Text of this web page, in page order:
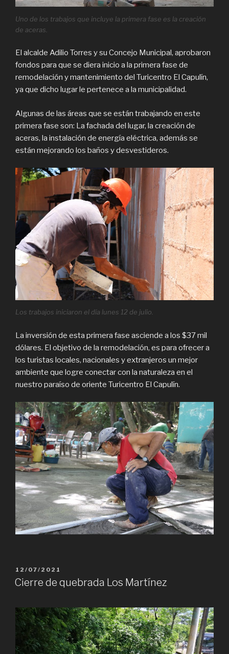
Uno de los trabajos que incluye la primera fase es la creación
de aceras.
El alcalde Adilio Torres y su Concejo Municipal, aprobaron
fondos para que se diera inicio a la primera fase de
remodelación y mantenimiento del Turicentro El Capulín,
ya que dicho lugar le pertenece a la municipalidad.
Algunas de las áreas que se están trabajando en este
primera fase son: La fachada del lugar, la creación de
aceras, la instalación de energía eléctrica, además se
están mejorando los baños y desvestideros.
Los trabajos iniciaron el día lunes 12 de julio.
La inversión de esta primera fase asciende a los $37 mil
dólares. El objetivo de la remodelación, es para ofrecer a
los turistas locales, nacionales y extranjeros un mejor
ambiente que logre conectar con la naturaleza en el
nuestro paraíso de oriente Turicentro El Capulín.
PUBLICADO
EL
12/07/2021
Cierre de quebrada Los Martínez